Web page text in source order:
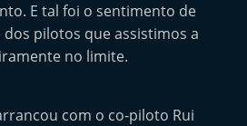
E tal foi o sentimento de
pilotos que assistimos a
no limite.
com o co-piloto Rui